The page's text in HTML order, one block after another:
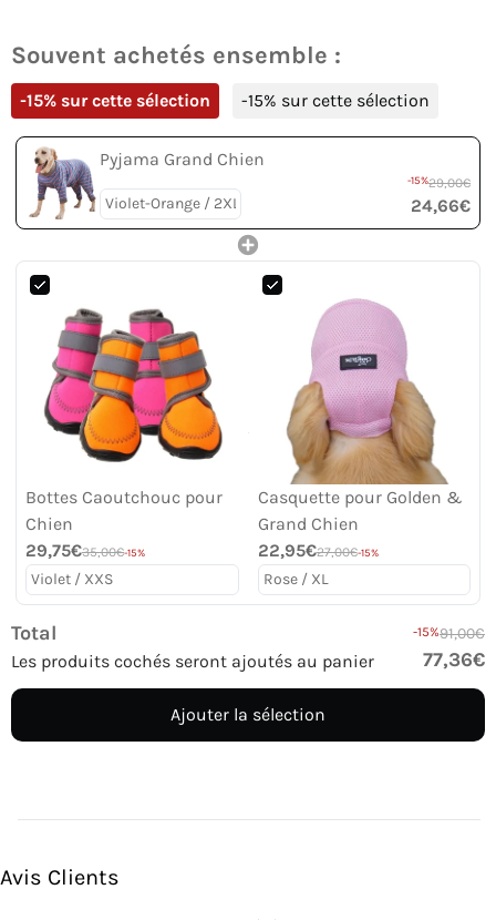
Souvent achetés ensemble :
-15% sur cette sélection -15% sur cette sélection
Pyjama Grand Chien
-15%29,00€
24,66€
Bottes Caoutchouc pour
Chien
29,75€35,00€-15%
Casquette pour Golden &
Grand Chien
22,95€27,00€-15%
Total
Les produits cochés seront ajoutés au panier
-15%91,00€
77,36€
Ajouter la sélection
Avis Clients